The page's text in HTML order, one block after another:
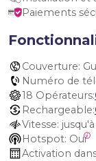
Paiements
Couverture:
Numéro de
18 Opérateurs:
Rechargeable:
Vitesse:
Hotspot: Oui
Activation